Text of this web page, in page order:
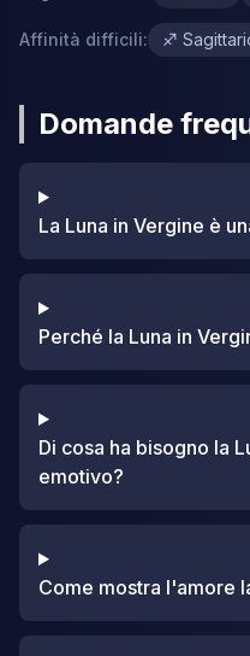
Affinità difficili: ♐
Domande
La Luna in Vergine è
Perché la Luna in
Di cosa ha bisogno la
emotivo?
Come mostra l'amore